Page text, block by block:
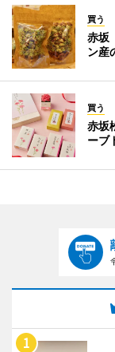
買う
赤坂
ン産
買う
赤坂
ーブ